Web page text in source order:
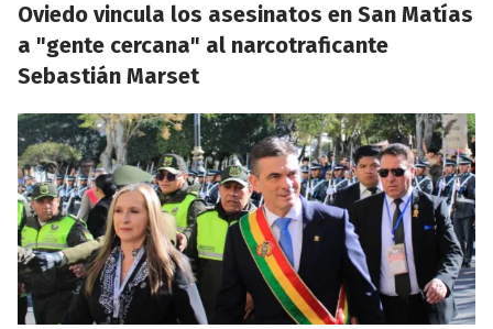
Oviedo vincula los asesinatos en San Matías
a "gente cercana" al narcotraficante
Sebastián Marset